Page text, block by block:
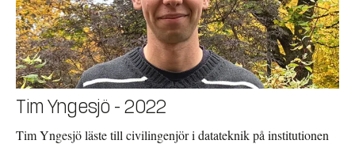
Tim Yngesjö - 2022
Tim Yngesjö läste till civilingenjör i datateknik på institutionen